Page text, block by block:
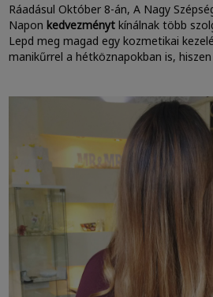
Ráadásul Október 8-án, A Nagy
Napon kedvezményt kínálnak több
Lepd meg magad egy kozmetikai
manikűrrel a hétköznapokban is,